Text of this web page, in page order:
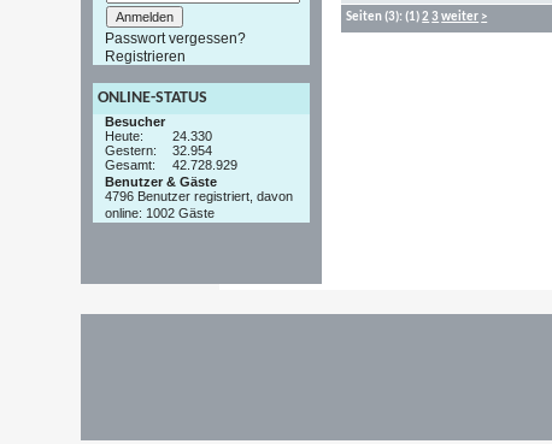
Passwort vergessen?
Registrieren
ONLINE-STATUS
Besucher
Heute:
24.330
Gestern:
32.954
Gesamt:
42.728.929
Benutzer & Gäste
4796 Benutzer registriert, davon
online: 1002 Gäste
Seiten(3):(1) 2 3 weiter >